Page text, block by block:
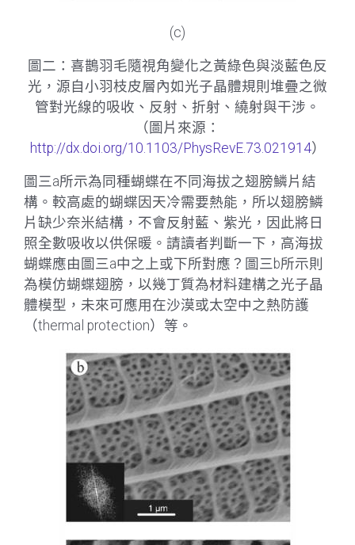
(c)
圖二：喜鵲羽毛隨視角變化之黃綠色與淡藍色反
光，源自小羽枝皮層內如光子晶體規則堆疊之微
管對光線的吸收、反射、折射、繞射與干涉。
（圖片來源：
http://dx.doi.org/10.1103/PhysRevE.73.021914）
圖三a所示為同種蝴蝶在不同海拔之翅膀鱗片結
構。較高處的蝴蝶因天冷需要熱能，所以翅膀鱗
片缺少奈米結構，不會反射藍、紫光，因此將日
照全數吸收以供保暖。請讀者判斷一下，高海拔
蝴蝶應由圖三a中之上或下所對應？圖三b所示則
為模仿蝴蝶翅膀，以幾丁質為材料建構之光子晶
體模型，未來可應用在沙漠或太空中之熱防護
（thermal protection）等。